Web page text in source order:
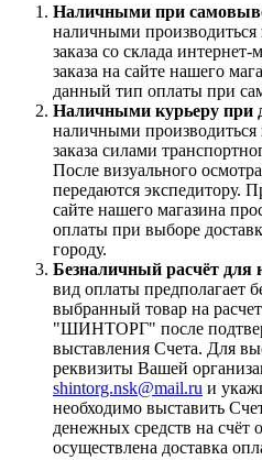
Наличными при
наличными
заказа со склада
заказа на сайте нашего
данный тип оплаты при
Наличными курьеру при
наличными производиться
заказа силами
После визуального
передаются экспедитору.
сайте нашего магазина
оплаты при выборе
городу.
Безналичный расчёт для
вид оплаты предполагает
выбранный товар на
"ШИНТОРГ" после
выставления Счета. Для
реквизиты Вашей
shintorg.nsk@mail.ru и
необходимо выставить
денежных средств на счёт
осуществлена доставка